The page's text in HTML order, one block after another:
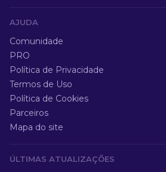
AJUDA
Comunidade
PRO
Política de Privacidade
Termos de Uso
Política de Cookies
Parceiros
Mapa do site
ÚLTIMAS ATUALIZAÇÕES